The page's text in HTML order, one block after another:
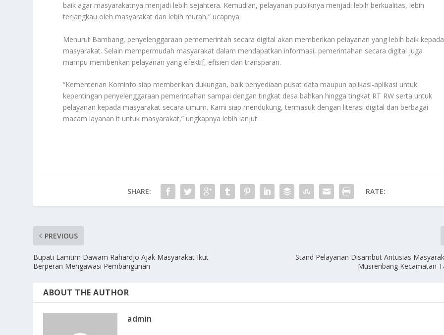
baik agar masyarakatnya menjadi lebih sejahtera. Kemudian, pelayanan publiknya menjadi lebih berkualitas, lebih
terjangkau oleh masyarakat dan lebih murah,” ucapnya.
Menurut Bambang, penyelenggaraan pememerintah secara digital akan memberikan pelayanan yang lebih baik kepada
masyarakat. Selain mempermudah masyarakat dalam mendapatkan informasi, pemerintahan secara digital juga
mampu memberikan pelayanan yang efektif, efisien dan transparan.
“Kementerian Kominfo siap memberikan dukungan, baik penyediaan pusat data maupun aplikasi-aplikasi untuk
kepentingan penyelenggaraan pemerintahan sampai dengan tingkat desa bahkan hingga tingkat RT RW serta untuk
pelayanan kepada masyarakat secara umum. Kami siap mendukung, termasuk dengan literasi digital dan berbagai
macam layanan it untuk masyarakat,” ungkapnya lebih lanjut.
SHARE: RATE:
PREVIOUS
Bupati Lamtim Dawam Rahardjo Ajak Masyarakat Ikut
Berperan Mengawasi Pembangunan
Stand Pelayanan Disambut Antusias
Musrenbang Kecamatan
ABOUT THE AUTHOR
admin